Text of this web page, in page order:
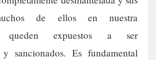
de ellos en nuestra
queden expuestos a ser
sancionados. Es fundamental